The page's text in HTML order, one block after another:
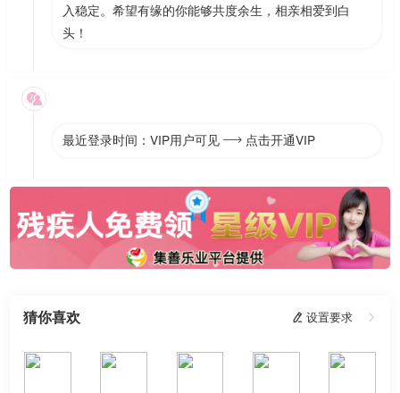
入稳定。希望有缘的你能够共度余生，相亲相爱到白
头！

最近登录时间：VIP用户可见  点击开通VIP
猜你喜欢  设置要求 